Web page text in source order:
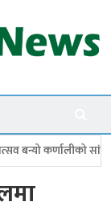
उत्सव